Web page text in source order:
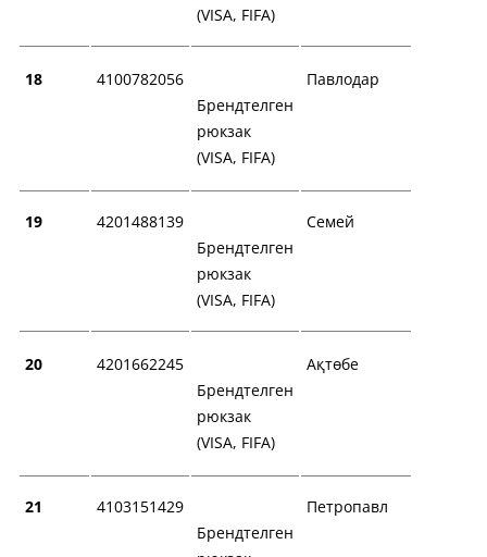
(VISA, FIFA)
18
4100782056
Брендтелген
рюкзак
(VISA, FIFA)
Павлодар
19
4201488139
Брендтелген
рюкзак
(VISA, FIFA)
Семей
20
4201662245
Брендтелген
рюкзак
(VISA, FIFA)
Ақтөбе
21
4103151429
Брендтелген
Петропавл